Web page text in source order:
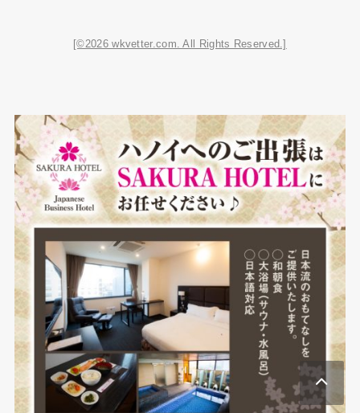
[©2026 wkvetter.com. All Rights Reserved.]